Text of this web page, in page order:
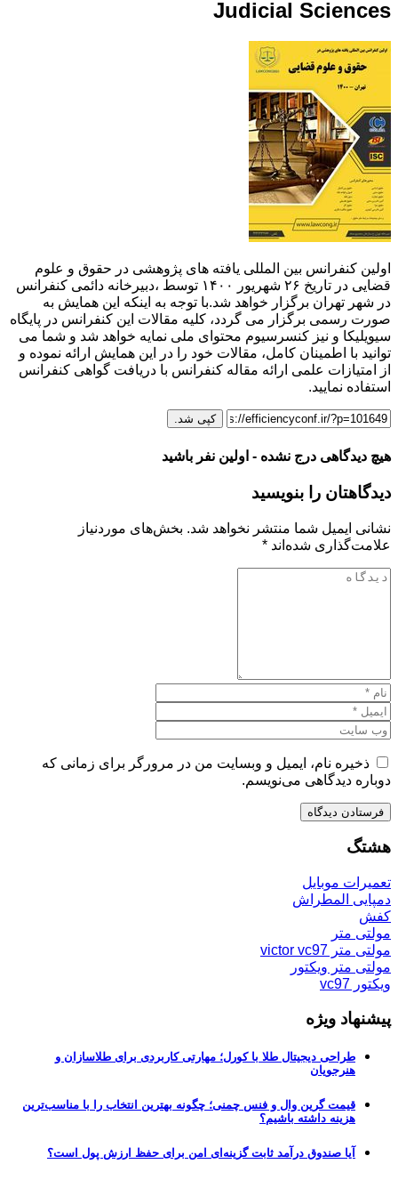
Judicial Sciences
اولین کنفرانس بین المللی یافته های پژوهشی در حقوق و علوم
قضایی در تاریخ ۲۶ شهریور ۱۴۰۰ توسط ،دبیرخانه دائمی کنفرانس
در شهر تهران برگزار خواهد شد.با توجه به اینکه این همایش به
صورت رسمی برگزار می گردد، کلیه مقالات این کنفرانس در پایگاه
سیویلیکا و نیز کنسرسیوم محتوای ملی نمایه خواهد شد و شما می
توانید با اطمینان کامل، مقالات خود را در این همایش ارائه نموده و
از امتیازات علمی ارائه مقاله کنفرانس با دریافت گواهی کنفرانس
استفاده نمایید.
کپی شد.
هیچ دیدگاهی درج نشده - اولین نفر باشید
دیدگاهتان را بنویسید
نشانی ایمیل شما منتشر نخواهد شد. بخش‌های موردنیاز
علامت‌گذاری شده‌اند *
ذخیره نام، ایمیل و وبسایت من در مرورگر برای زمانی که
دوباره دیدگاهی می‌نویسم.
هشتگ
تعمیرات موبایل
دمپایی المطراش
کفش
مولتی متر
مولتی متر victor vc97
مولتی متر ویکتور
ویکتور vc97
پیشنهاد ویژه
طراحی دیجیتال طلا با کورل؛ مهارتی کاربردی برای طلاسازان و
هنرجویان
قیمت گرین وال و فنس چمنی؛ چگونه بهترین انتخاب را با مناسب‌ترین
هزینه داشته باشیم؟
آیا صندوق درآمد ثابت گزینه‌ای امن برای حفظ ارزش پول است؟